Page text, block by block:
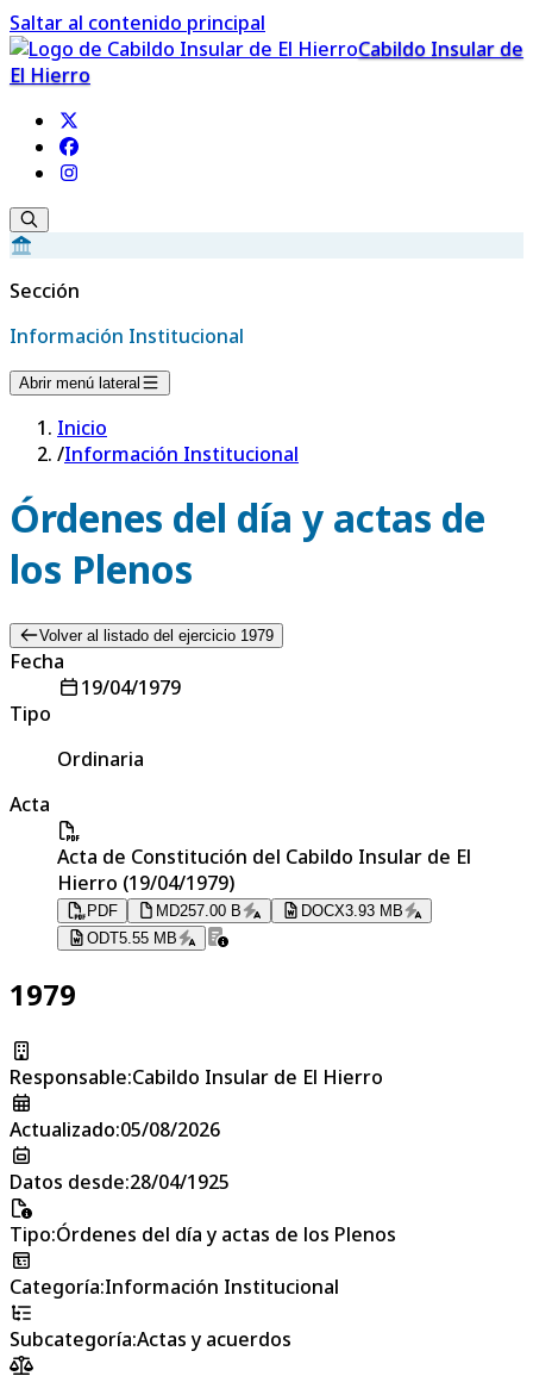
Saltar al contenido principal
Cabildo Insular de
El Hierro
Sección
Información Institucional
Abrir menú lateral
Inicio
/Información Institucional
Órdenes del día y actas de
los Plenos
Volver al listado del ejercicio 1979
Fecha
19/04/1979
Tipo
Ordinaria
Acta
Acta de Constitución del Cabildo Insular de El
Hierro (19/04/1979)
PDF MD257.00 B DOCX3.93 MB
ODT5.55 MB
1979
Responsable:Cabildo Insular de El Hierro
Actualizado:05/08/2026
Datos desde:28/04/1925
Tipo:Órdenes del día y actas de los Plenos
Categoría:Información Institucional
Subcategoría:Actas y acuerdos